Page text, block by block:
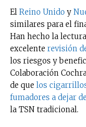
El Reino Unido y
similares para el
Han hecho la
excelente revisión
los riesgos y
Colaboración
de que los
fumadores a dejar
la TSN tradicional.